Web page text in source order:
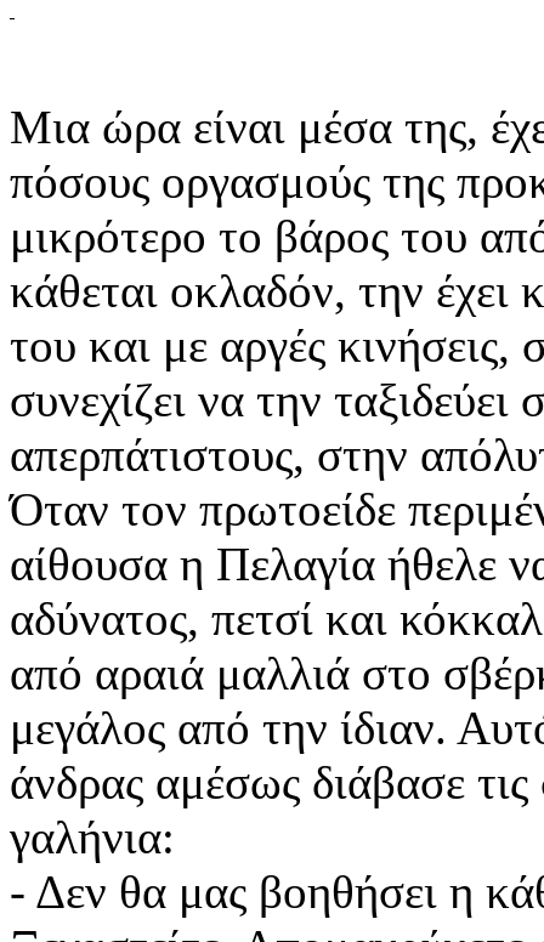
Μια ώρα είναι μέσα της,
πόσους οργασμούς της
μικρότερο το βάρος του
κάθεται οκλαδόν, την
του και με αργές
συνεχίζει να την
απερπάτιστους, στην
Όταν τον πρωτοείδε
αίθουσα η Πελαγία ήθελε
αδύνατος, πετσί και
από αραιά μαλλιά στο
μεγάλος από την ίδιαν.
άνδρας αμέσως διάβασε
γαλήνια:
- Δεν θα μας βοηθήσει η